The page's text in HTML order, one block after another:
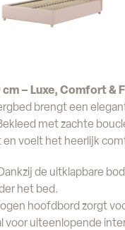
– Luxe, Comfort &
brengt een
met zachte
voelt het heerlijk
de uitklapbare
het bed.
hoofdbord zorgt
voor uiteenlopende